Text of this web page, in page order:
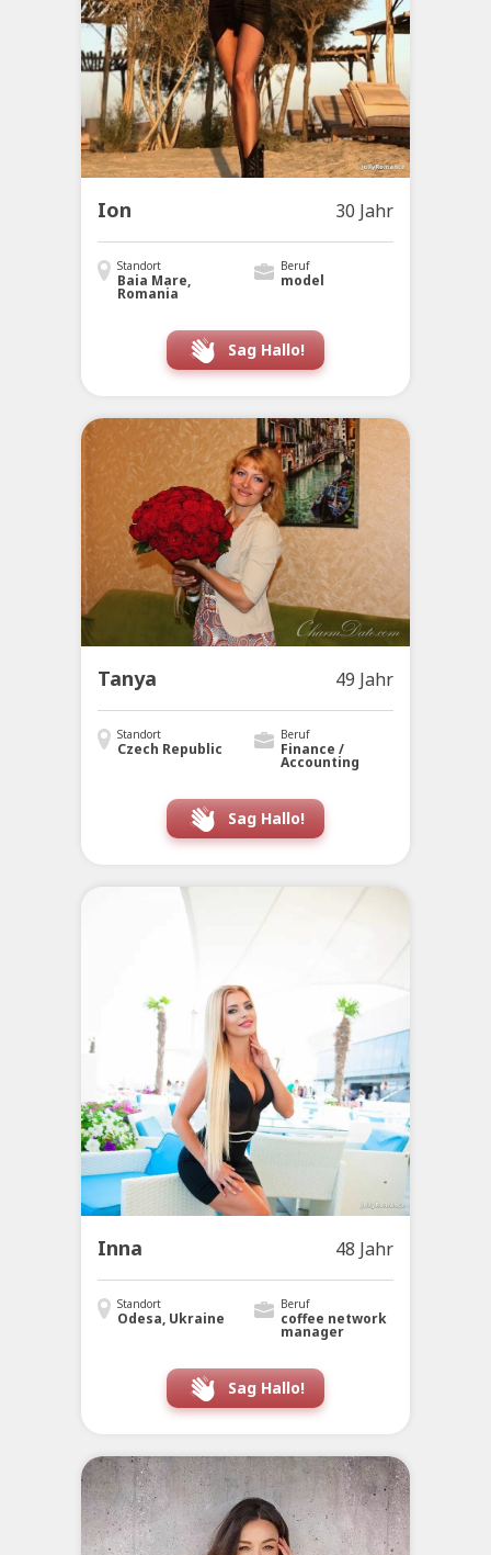
Ion 30 Jahr
Standort
Baia Mare,
Romania
Beruf
model
Sag Hallo!
Tanya 49 Jahr
Standort
Czech Republic
Beruf
Finance /
Accounting
Sag Hallo!
Inna 48 Jahr
Standort
Odesa, Ukraine
Beruf
coffee network
manager
Sag Hallo!